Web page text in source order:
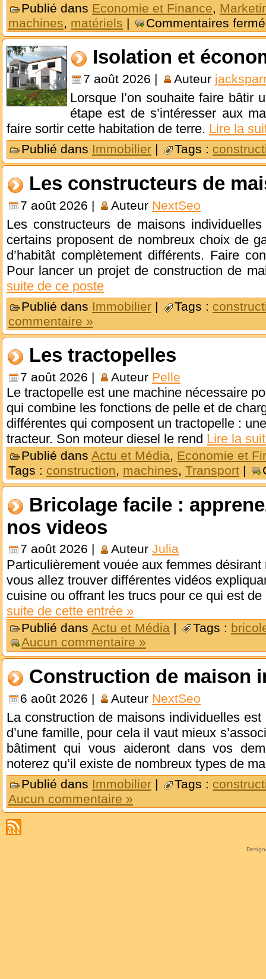
Publié dans Economie et Finance,
machines
matériels | Commentaires
Isolation et
7 août 2026 | Auteur
Lorsque l’on souhaite faire bâtir
étape est de s’intéresser aux
faire sortir cette habitation de terre. Lire la
Publié dans Immobilier | Tags :
Les constructeurs de
7 août 2026 | Auteur NextSeo
Les constructeurs de maisons
certains proposent de nombreux choix de
d’habitât complètement différents. Faire
Pour lancer un projet de construction de
suite de ce poste
Publié dans Immobilier | Tags :
commentaire »
Les tractopelles
7 août 2026 | Auteur Pelle
Le tractopelle est une machine nécessaire
qui combine les fonctions de pelle et de
différentes qui composent un tractopelle :
tracteur. Son moteur diesel le rend Lire la
Publié dans Actu et Média, Economie et
Tags : construction, machines, Transport |
Bricolage facile :
nos videos
7 août 2026 | Auteur Julia
Particulièrement vouée aux femmes
vous allez trouver différentes vidéos
cuisine ou offrant les trucs pour ce qui est
suite de cette entrée »
Publié dans Actu et Média | Tags :
Aucun commentaire »
Construction de maison
6 août 2026 | Auteur NextSeo
La construction de maisons individuelles
d’une famille, pour cela il vaut mieux
bâtiment qui vous aideront dans vos
noterez qu’il existe de nombreux types de
Publié dans Immobilier | Tags :
Aucun commentaire »